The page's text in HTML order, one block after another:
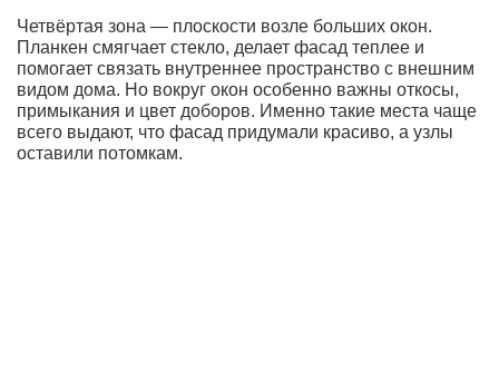
Четвёртая зона — плоскости возле больших окон.
Планкен смягчает стекло, делает фасад теплее и
помогает связать внутреннее пространство с внешним
видом дома. Но вокруг окон особенно важны откосы,
примыкания и цвет доборов. Именно такие места чаще
всего выдают, что фасад придумали красиво, а узлы
оставили потомкам.